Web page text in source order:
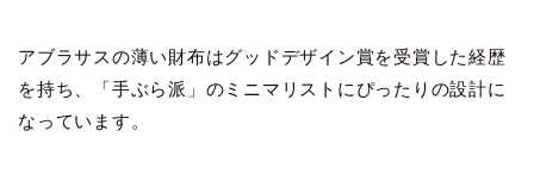
アブラサスの薄い財布はグッドデザイン賞を受賞した経歴
を持ち、「手ぶら派」のミニマリストにぴったりの設計に
なっています。